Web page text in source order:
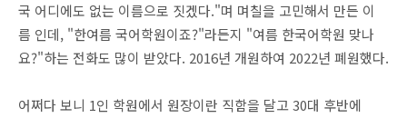
국 어디에도 없는 이름으로 짓겠다."며 며칠을 고민해서 만든 이
름 인데, "한여름 국어학원이죠?"라든지 "여름 한국어학원 맞나
요?"하는 전화도 많이 받았다. 2016년 개원하여 2022년 폐원했다.
어쩌다 보니 1인 학원에서 원장이란 직함을 달고 30대 후반에